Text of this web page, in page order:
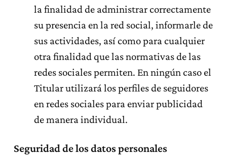
la finalidad de administrar correctamente
su presencia en la red social, informarle de
sus actividades, así como para cualquier
otra finalidad que las normativas de las
redes sociales permiten. En ningún caso el
Titular utilizará los perfiles de seguidores
en redes sociales para enviar publicidad
de manera individual.
Seguridad de los datos personales